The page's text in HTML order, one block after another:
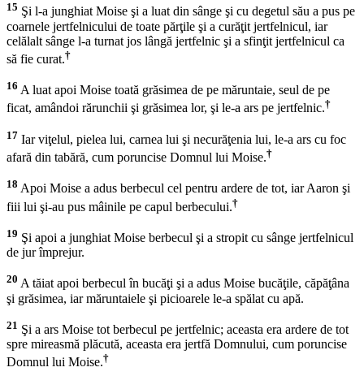
15 Şi l-a junghiat Moise şi a luat din sânge şi cu degetul său a pus pe
coarnele jertfelnicului de toate părţile şi a curăţit jertfelnicul, iar
celălalt sânge l-a turnat jos lângă jertfelnic şi a sfinţit jertfelnicul ca
să fie curat.†
16 A luat apoi Moise toată grăsimea de pe măruntaie, seul de pe
ficat, amândoi rărunchii şi grăsimea lor, şi le-a ars pe jertfelnic.†
17 Iar viţelul, pielea lui, carnea lui şi necurăţenia lui, le-a ars cu foc
afară din tabără, cum poruncise Domnul lui Moise.†
18 Apoi Moise a adus berbecul cel pentru ardere de tot, iar Aaron şi
fiii lui şi-au pus mâinile pe capul berbecului.†
19 Şi apoi a junghiat Moise berbecul şi a stropit cu sânge jertfelnicul
de jur împrejur.
20 A tăiat apoi berbecul în bucăţi şi a adus Moise bucăţile, căpăţâna
şi grăsimea, iar măruntaiele şi picioarele le-a spălat cu apă.
21 Şi a ars Moise tot berbecul pe jertfelnic; aceasta era ardere de tot
spre mireasmă plăcută, aceasta era jertfă Domnului, cum poruncise
Domnul lui Moise.†